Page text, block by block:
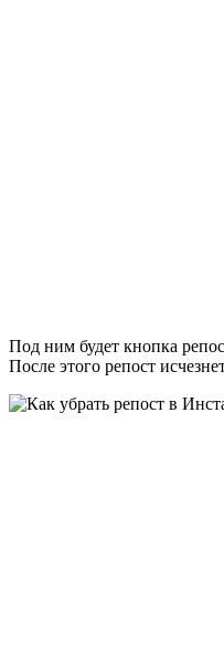
Под ним будет кнопка
После этого репост